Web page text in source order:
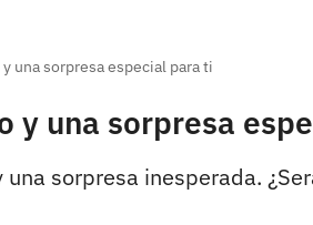
una sorpresa especial para ti
y una sorpresa
sorpresa inesperada.